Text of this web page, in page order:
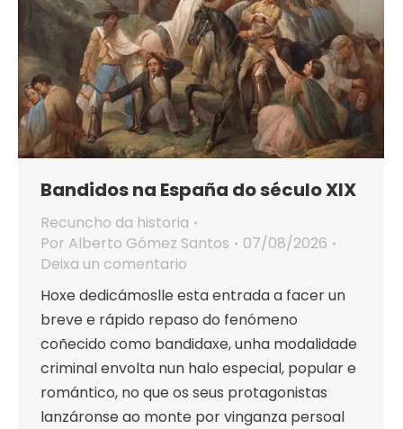
Bandidos na España do século XIX
Recuncho da historia
Por Alberto Gómez Santos
07/08/2026
Deixa un comentario
Hoxe dedicámoslle esta entrada a facer un
breve e rápido repaso do fenómeno
coñecido como bandidaxe, unha modalidade
criminal envolta nun halo especial, popular e
romántico, no que os seus protagonistas
lanzáronse ao monte por vinganza persoal